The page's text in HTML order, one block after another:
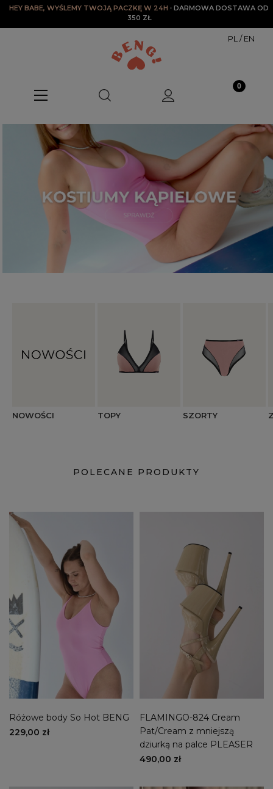
HEY BABE, WYŚLEMY TWOJĄ PACZKĘ W 24H ∙ DARMOWA DOSTAWA OD
350 ZŁ
PL /EN
NOWOŚCI TOPY SZORTY
POLECANE PRODUKTY
Różowe body So Hot BENG
229,00 zł
FLAMINGO-824 Cream
Pat/Cream z mniejszą
dziurką na palce PLEASER
490,00 zł